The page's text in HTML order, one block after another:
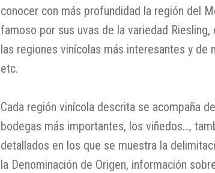
conocer con más profundidad la región del
famoso por sus uvas de la variedad Riesling,
las regiones vinícolas más interesantes y de
etc.
Cada región vinícola descrita se acompaña
bodegas más importantes, los viñedos…,
detallados en los que se muestra la
la Denominación de Origen, información